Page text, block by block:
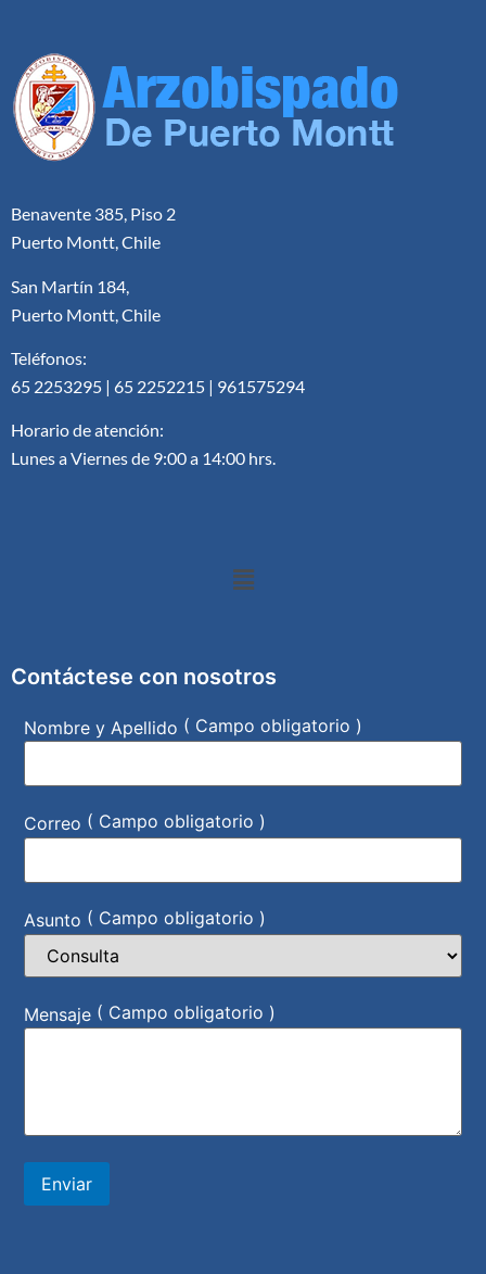
Benavente 385, Piso 2
Puerto Montt, Chile
San Martín 184,
Puerto Montt, Chile
Teléfonos:
65 2253295 | 65 2252215 | 961575294
Horario de atención:
Lunes a Viernes de 9:00 a 14:00 hrs.
Contáctese con nosotros
Nombre y Apellido ( Campo obligatorio )
Correo ( Campo obligatorio )
Asunto ( Campo obligatorio )
Mensaje ( Campo obligatorio )
Enviar